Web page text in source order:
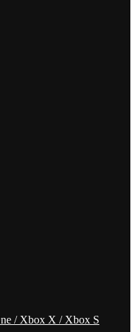
/ Xbox X / Xbox S